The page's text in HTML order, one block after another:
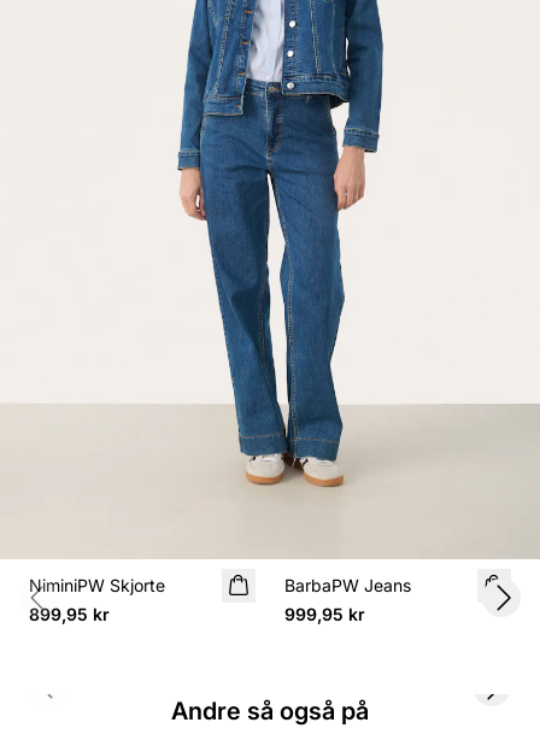
NiminiPW Skjorte
899,95 kr
BarbaPW Jeans
999,95 kr
Previous slide
Andre så også på
Previous slide Next